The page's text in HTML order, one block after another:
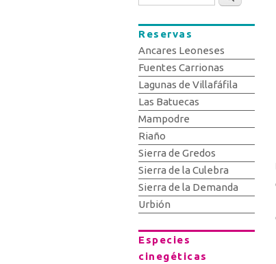
Reservas
Ancares Leoneses
Fuentes Carrionas
Lagunas de Villafáfila
Las Batuecas
Mampodre
Riaño
Sierra de Gredos
Sierra de la Culebra
Sierra de la Demanda
Urbión
Especies
cinegéticas